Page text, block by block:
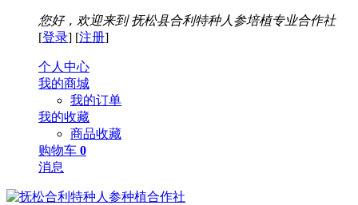
您好，欢迎来到 抚松县合利特种人参培植专业合作社
[登录] [注册]
个人中心
我的商城
我的订单
我的收藏
商品收藏
购物车 0
消息